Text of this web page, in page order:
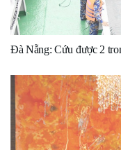
Đà Nẵng: Cứu được 2